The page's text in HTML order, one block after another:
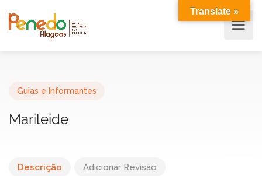
Guias e Informantes
Marileide
Descrição Adicionar Revisão
Translate »